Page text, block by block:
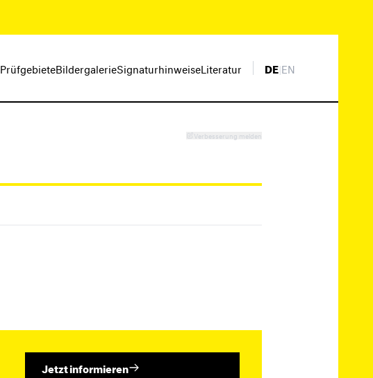
PrüfgebieteBildergalerieSignaturhinweiseLiteratur DE|EN
Verbesserung melden
Jetzt informieren